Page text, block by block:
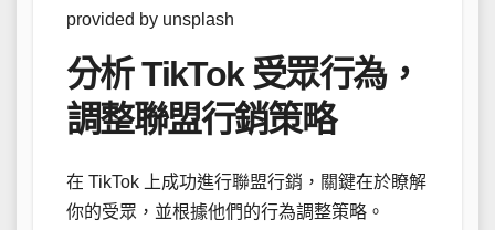
provided by unsplash
分析 TikTok 受眾行為，
調整聯盟行銷策略
在 TikTok 上成功進行聯盟行銷，關鍵在於瞭解
你的受眾，並根據他們的行為調整策略。